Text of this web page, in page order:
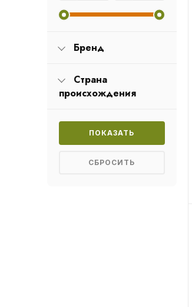
Бренд
Страна
происхождения